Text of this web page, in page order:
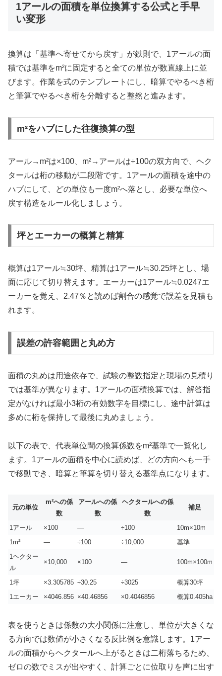
1アールの面積を単位換算する公式と手早
い変形
換算は「基準へ寄せてから戻す」が鉄則で、1アールの面
積では基準をm²に固定すると全ての単位が数直線上に並
びます。作業を式のテンプレートにし、暗算でやるべき桁
と筆算でやるべき桁を分離すると整然と進みます。
m²をハブにした往復換算の型
アール→m²は×100、m²→アールは÷100の双方向で、ヘク
タールは桁の移動が二段階です。1アールの面積を途中の
ハブにして、どの単位も一度m²へ落とし、必要な単位へ
戻す構造をルール化しましょう。
坪とエーカーの概算と精算
概算は1アール≒30坪、精算は1アール≒30.25坪とし、場
面に応じて切り替えます。エーカーは1アール≒0.0247エ
ーカーを覚え、2.47％と読めば割合の感覚で誤差を見積も
れます。
誤差の許容範囲と丸め方
面積の丸めは用途依存で、試験の整数指定と現場の見積り
では基準が異なります。1アールの面積換算では、解答指
定がなければ最小3桁の有効数字を目標にし、途中計算は
多めに桁を保持して最後に丸めましょう。
以下の表で、代表単位間の換算係数をm²基準で一覧化し
ます。1アールの面積を中心に読めば、どの方向へも一手
で移動でき、暗算と筆算を切り替える基準点になります。
元の単位
m²への係
数
アールへの係
数
ヘクタールへの係
数
補足
1アール ×100 — ÷100
10m×10m
1m²
— ÷100 ÷10,000
基準
1ヘクター
ル
×10,000 ×100 — 100m×100m
1坪 ×3.305785 ÷30.25 ÷3025
概算30坪
1エーカー
×4046.856 ×40.46856 ×0.4046856 概算0.405ha
表を使うときは係数の大小関係に注意し、単位が大きくな
る方向では数値が小さくなる反比例を意識します。1アー
ルの面積からヘクタールへ上がるときは二桁落ちるため、
ゼロの数でミスが出やすく、計算ごとに位取りを声に出す